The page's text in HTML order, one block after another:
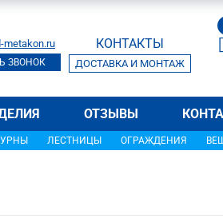
metakon.ru
ЗВОНОК
КОНТАКТЫ
ДОСТАВКА И МОНТАЖ
ОТЗЫВЫ
УРНЫ ЛЕСТНИЦЫ ОГРАЖДЕНИЯ